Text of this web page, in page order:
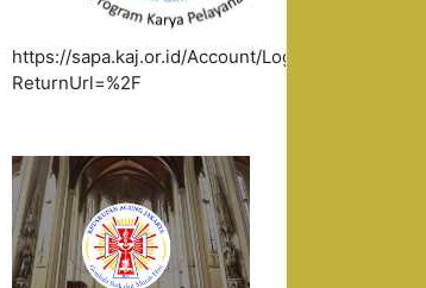
https://sapa.kaj.or.id/Account/Login?
ReturnUrl=%2F